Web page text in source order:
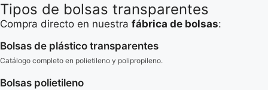
Tipos de bolsas transparentes
Compra directo en nuestra fábrica de bolsas:
Bolsas de plástico transparentes
Catálogo completo en polietileno y polipropileno.
Bolsas polietileno